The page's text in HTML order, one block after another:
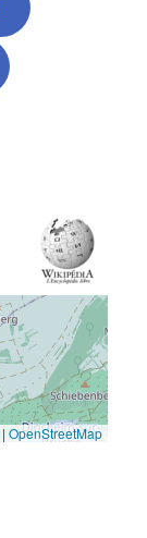
| OpenStreetMap